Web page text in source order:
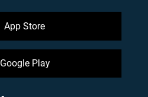
App Store
Google Play